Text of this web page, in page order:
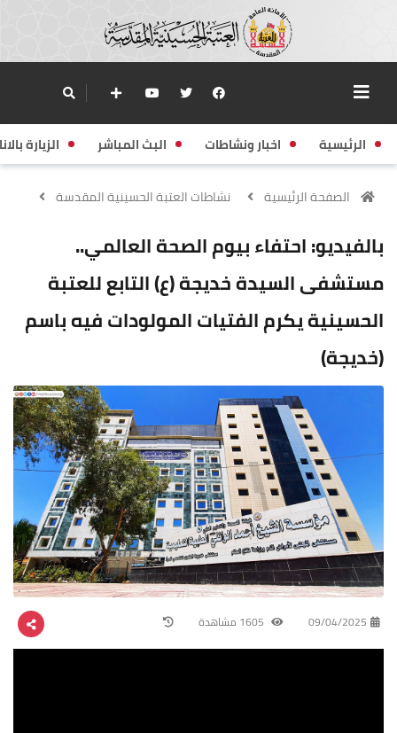
الرئيسية اخبار ونشاطات البث المباشر الزيارة
الصفحة الرئيسية نشاطات العتبة الحسينية المقدسة
بالفيديو: احتفاء بيوم الصحة العالمي..
مستشفى السيدة خديجة (ع) التابع للعتبة
الحسينية يكرم الفتيات المولودات فيه باسم
(خديجة)
09/04/2025